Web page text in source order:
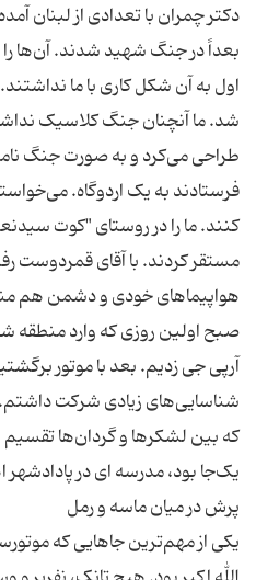
دکتر چمران با تعدادی از لبنان
بعداً در جنگ شهید شدند. آن‌ها
اول به آن شکل کاری با ما
شد. ما آنچنان جنگ کلاسیک
طراحی می‌کرد و به صورت جنگ
فرستادند به یک اردوگاه.
کنند. ما را در روستای "کوت
مستقر کردند. با آقای قمردوست
هواپیماهای خودی و دشمن هم
آرپی جی زدیم. بعد با موتور
که بین لشکرها و گردان‌ها
یکی از مهم‌ترین جاهایی که